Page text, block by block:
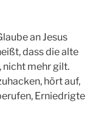
an Jesus
dass die alte
nicht mehr gilt.
hört auf,
Erniedrigte